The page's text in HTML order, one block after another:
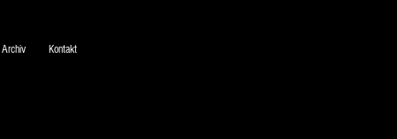
Archiv Kontakt